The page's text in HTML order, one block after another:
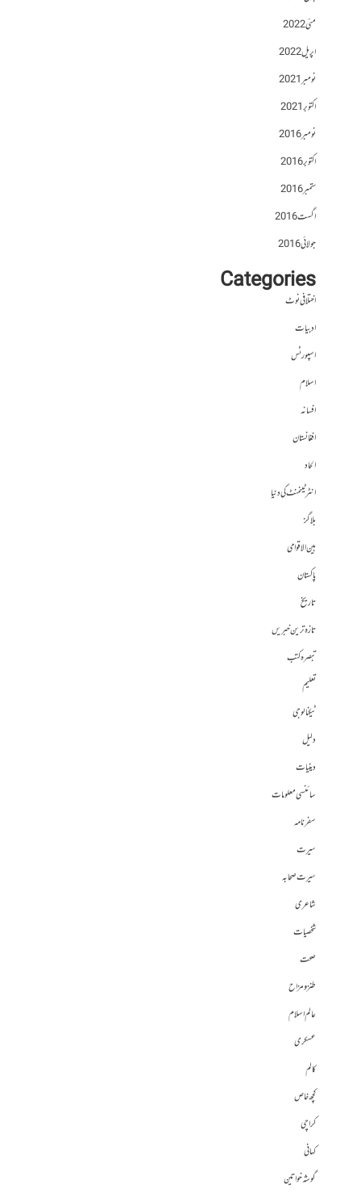
مئی 2022
اپریل 2022
نومبر 2021
اکتوبر 2021
نومبر 2016
اکتوبر 2016
ستمبر 2016
اگست 2016
جولائی 2016
Categories
اختلافی نوٹ
ادبیات
اسپورٹس
اسلام
افسانہ
افغانستان
الحاد
انٹرٹینمنٹ کی دنیا
بلاگز
بین الاقوامی
پاکستان
تاریخ
تازہ ترین خبریں
تبصرہ کتب
تعلیم
ٹیکنالوجی
دلیل
دینیات
سائنسی معلومات
سفرنامہ
سیرت
سیرت صحابہ
شاعری
شخصیات
صحت
طنز و مزاح
عالم اسلام
عسکری
کالم
کچھ خاص
کراچی
کہانی
گوشہ خواتین